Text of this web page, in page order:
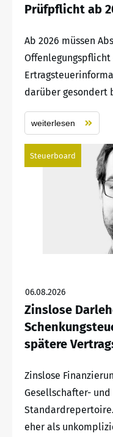
Prüfpflicht ab
Ab 2026 müssen
Offenlegungspflicht
darüber gesondert
weiterlesen
Steuerboard
06.08.2026
Zinslose
spätere
Zinslose
Gesellschafter-
eher als